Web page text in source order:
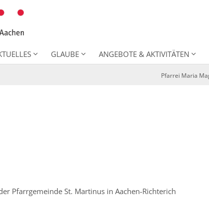
GLAUBE ANGEBOTE & AKTIVITÄTEN
Pfarrei Maria
Pfarrgemeinde St. Martinus in Aachen-Richterich